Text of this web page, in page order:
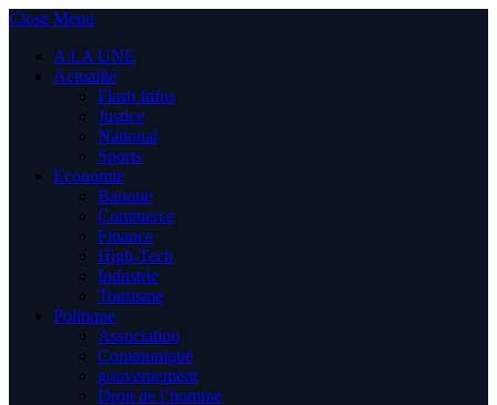
Close Menu
A LA UNE
Actualité
Flash Infos
Justice
National
Sports
Economie
Banque
Commerce
Finance
High-Tech
Industrie
Tourisme
Politique
Association
Communiqué
gouvernement
Droit de l’homme